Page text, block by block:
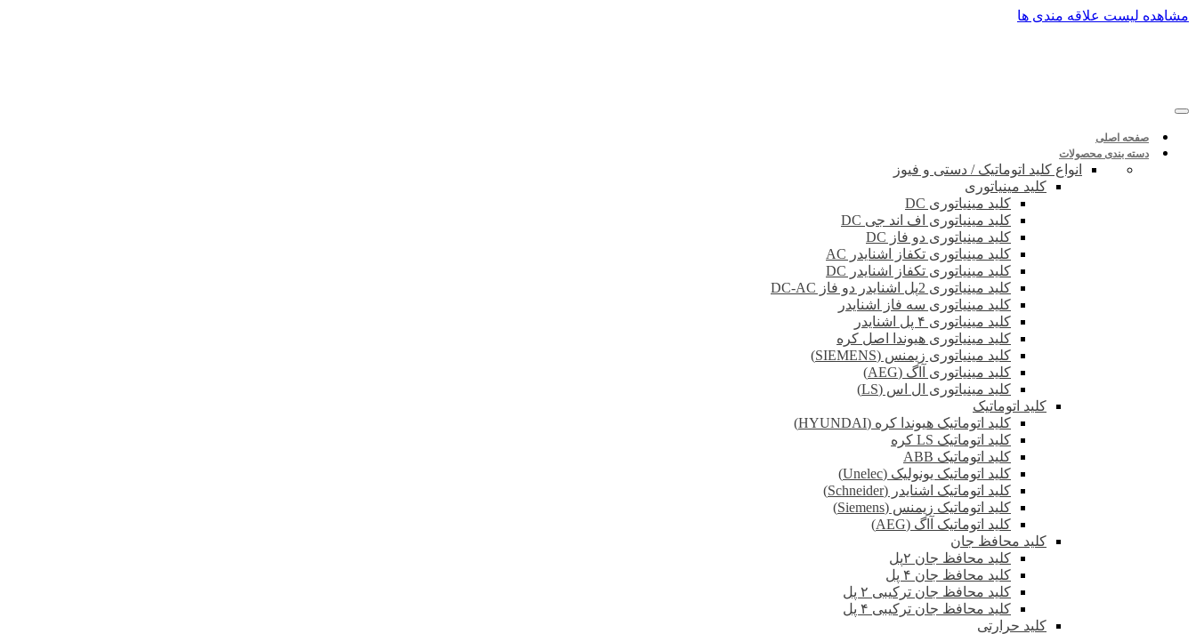
پرش
مشاهده لیست علاقه مندی ها
صفحه اصلی
دسته بندی محصولات
انواع کلید اتوماتیک / دستی و فیوز
کلید مینیاتوری
کلید مینیاتوری DC
کلید مینیاتوری اف اند جی DC
کلید مینیاتوری دو فاز DC
کلید مینیاتوری تکفاز اشنایدر AC
کلید مینیاتوری تکفاز اشنایدر DC
کلید مینیاتوری 2پل اشنایدر دو فاز DC-AC
کلید مینیاتوری سه فاز اشنایدر
کلید مینیاتوری ۴ پل اشنایدر
کلید مینیاتوری هیوندا اصل کره
کلید مینیاتوری زیمنس (SIEMENS)
کلید مینیاتوری آاگ (AEG)
کلید مینیاتوری ال اس (LS)
کلید اتوماتیک
کلید اتوماتیک هیوندا کره (HYUNDAI)
کلید اتوماتیک LS کره
کلید اتوماتیک ABB
کلید اتوماتیک یونولیک (Unelec)
کلید اتوماتیک اشنایدر (Schneider)
کلید اتوماتیک زیمنس (Siemens)
کلید اتوماتیک آاگ (AEG)
کلید محافظ جان
کلید محافظ جان ۲پل
کلید محافظ جان ۴ پل
کلید محافظ جان ترکیبی ۲ پل
کلید محافظ جان ترکیبی ۴ پل
کلید حرارتی